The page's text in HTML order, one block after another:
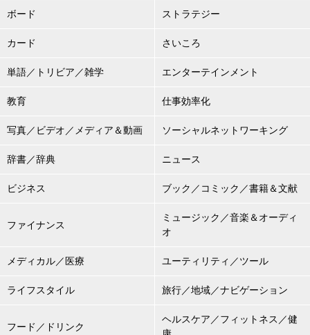
ボード ストラテジー
カード さいころ
単語／トリビア／雑学 エンターテインメント
教育 仕事効率化
写真／ビデオ／メディア＆動画 ソーシャルネットワーキング
辞書／辞典 ニュース
ビジネス ブック／コミック／書籍＆文献
ファイナンス
ミュージック／音楽＆オーディ
オ
メディカル／医療 ユーティリティ／ツール
ライフスタイル 旅行／地域／ナビゲーション
フード／ドリンク
ヘルスケア／フィットネス／健